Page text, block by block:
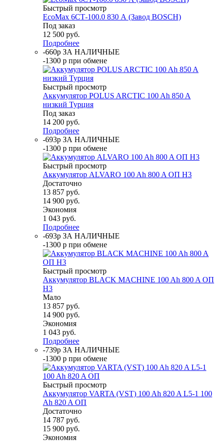
Быстрый просмотр
EcoMax 6СТ-100.0 830 А (Завод BOSCH)
Под заказ
12 500 руб.
Подробнее
-660р ЗА НАЛИЧНЫЕ
-1300 р при обмене
Быстрый просмотр
Аккумулятор POLUS ARCTIC 100 Ah 850 A
низкий Турция
Под заказ
14 200 руб.
Подробнее
-693р ЗА НАЛИЧНЫЕ
-1300 р при обмене
Быстрый просмотр
Аккумулятор ALVARO 100 Ah 800 A ОП H3
Достаточно
13 857 руб.
14 900 руб.
Экономия
1 043 руб.
Подробнее
-693р ЗА НАЛИЧНЫЕ
-1300 р при обмене
Быстрый просмотр
Аккумулятор BLACK MACHINE 100 Ah 800 A ОП
H3
Мало
13 857 руб.
14 900 руб.
Экономия
1 043 руб.
Подробнее
-739р ЗА НАЛИЧНЫЕ
-1300 р при обмене
Быстрый просмотр
Аккумулятор VARTA (VST) 100 Ah 820 A L5-1 100
Ah 820 A ОП
Достаточно
14 787 руб.
15 900 руб.
Экономия